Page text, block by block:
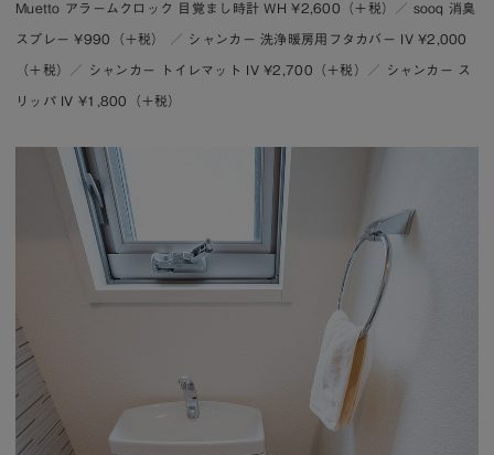
Muetto アラームクロック 目覚まし時計 WH ¥2,600（＋税）／ sooq 消臭
スプレー ¥990（＋税） ／ シャンカー 洗浄暖房用フタカバー IV ¥2,000
（＋税）／ シャンカー トイレマット IV ¥2,700（＋税） ／ シャンカー ス
リッパ IV ¥1,800（＋税）